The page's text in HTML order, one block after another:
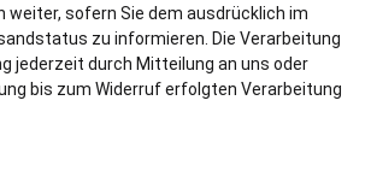
weiter, sofern Sie dem ausdrücklich im
zu informieren. Die Verarbeitung
jederzeit durch Mitteilung an uns oder
bis zum Widerruf erfolgten Verarbeitung